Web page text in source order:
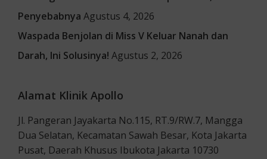
Penyebabnya Agustus 4, 2026
Waspada Benjolan di Miss V Keluar Nanah dan
Darah, Ini Solusinya! Agustus 2, 2026
Alamat Klinik Apollo
Jl. Pangeran Jayakarta No.115, RT.9/RW.7, Mangga
Dua Selatan, Kecamatan Sawah Besar, Kota Jakarta
Pusat, Daerah Khusus Ibukota Jakarta 10730